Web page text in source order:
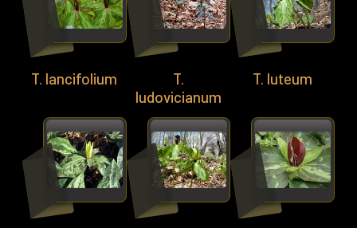
T. lancifolium
T.
ludovicianum
T. luteum